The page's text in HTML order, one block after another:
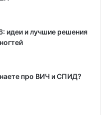
идеи и лучшие решения
про ВИЧ и СПИД?